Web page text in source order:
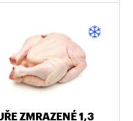
ZMRAZENÉ 1,3